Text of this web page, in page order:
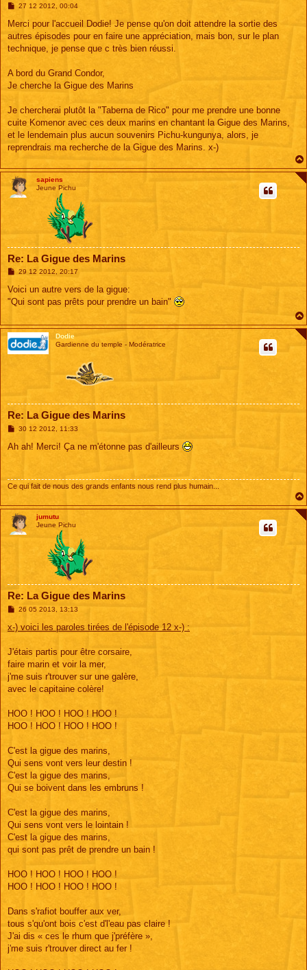
M
s
a
g
27 12 2012, 00:04
Merci pour l'accueil Dodie! Je pense qu'on doit attendre la sortie des
autres épisodes pour en faire une appréciation, mais bon, sur le plan
technique, je pense que c très bien réussi.
A bord du Grand Condor,
Je cherche la Gigue des Marins
Je chercherai plutôt la "Taberna de Rico" pour me prendre une bonne
cuite Komenor avec ces deux marins en chantant la Gigue des Marins,
et le lendemain plus aucun souvenirs Pichu-kungunya, alors, je
reprendrais ma recherche de la Gigue des Marins. x-)
sapiens
Jeune Pichu
Re: La Gigue des Marins
M
s
a
29 12 2012, 20:17
Voici un autre vers de la gigue:
"Qui sont pas prêts pour prendre un bain"
Dodie
Gardienne du temple - Modératrice
Re: La Gigue des Marins
M
s
30 12 2012, 11:33
Ah ah! Merci! Ça ne m'étonne pas d'ailleurs
Ce qui fait de nous des grands enfants nous rend plus humain...
jumutu
Jeune Pichu
Re: La Gigue des Marins
M
s
s
g
26 05 2013, 13:13
x-) voici les paroles tirées de l'épisode 12 x-) :
J'étais partis pour être corsaire,
faire marin et voir la mer,
j'me suis r'trouver sur une galère,
avec le capitaine colère!
HOO ! HOO ! HOO ! HOO !
HOO ! HOO ! HOO ! HOO !
C'est la gigue des marins,
Qui sens vont vers leur destin !
C'est la gigue des marins,
Qui se boivent dans les embruns !
C'est la gigue des marins,
Qui sens vont vers le lointain !
C'est la gigue des marins,
qui sont pas prêt de prendre un bain !
HOO ! HOO ! HOO ! HOO !
HOO ! HOO ! HOO ! HOO !
Dans s'rafiot bouffer aux ver,
tous s'qu'ont bois c'est d'l'eau pas claire !
J'ai dis « ces le rhum que j'préfère »,
j'me suis r'trouver direct au fer !